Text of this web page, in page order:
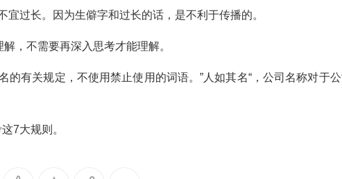
过长。因为生僻字和过长的话，是不利于传播的。
，不需要再深入思考才能理解。
的有关规定，不使用禁止使用的词语。”人如其名“，公司名称对于
7大规则。